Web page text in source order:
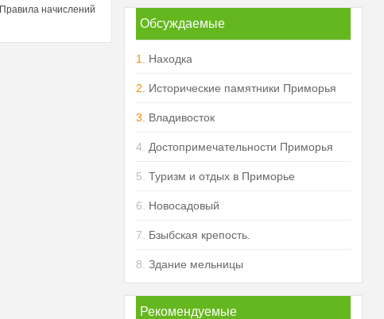
Правила начислений
Обсуждаемые
1. Находка
2. Исторические памятники Приморья
3. Владивосток
4. Достопримечательности Приморья
5. Туризм и отдых в Приморье
6. Новосадовый
7. Бзыбская крепость.
8. Здание мельницы
Рекомендуемые